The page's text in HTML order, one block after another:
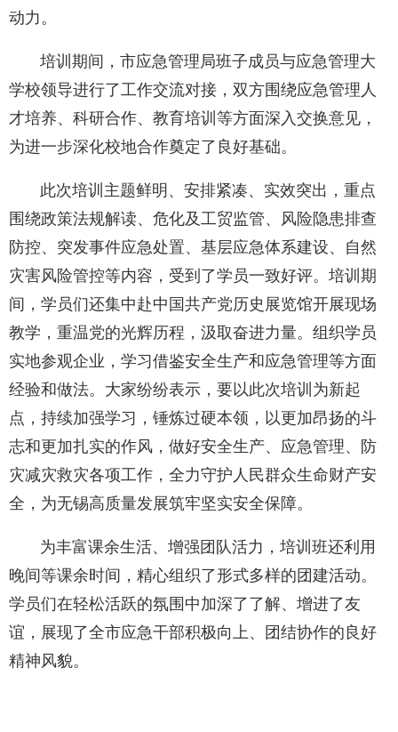
动力。
培训期间，市应急管理局班子成员与应急管理大
学校领导进行了工作交流对接，双方围绕应急管理人
才培养、科研合作、教育培训等方面深入交换意见，
为进一步深化校地合作奠定了良好基础。
此次培训主题鲜明、安排紧凑、实效突出，重点
围绕政策法规解读、危化及工贸监管、风险隐患排查
防控、突发事件应急处置、基层应急体系建设、自然
灾害风险管控等内容，受到了学员一致好评。培训期
间，学员们还集中赴中国共产党历史展览馆开展现场
教学，重温党的光辉历程，汲取奋进力量。组织学员
实地参观企业，学习借鉴安全生产和应急管理等方面
经验和做法。大家纷纷表示，要以此次培训为新起
点，持续加强学习，锤炼过硬本领，以更加昂扬的斗
志和更加扎实的作风，做好安全生产、应急管理、防
灾减灾救灾各项工作，全力守护人民群众生命财产安
全，为无锡高质量发展筑牢坚实安全保障。
为丰富课余生活、增强团队活力，培训班还利用
晚间等课余时间，精心组织了形式多样的团建活动。
学员们在轻松活跃的氛围中加深了了解、增进了友
谊，展现了全市应急干部积极向上、团结协作的良好
精神风貌。